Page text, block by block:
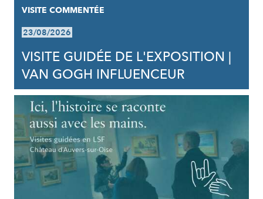
VISITE COMMENTÉE
23/08/2026
VISITE GUIDÉE DE L'EXPOSITION |
VAN GOGH INFLUENCEUR